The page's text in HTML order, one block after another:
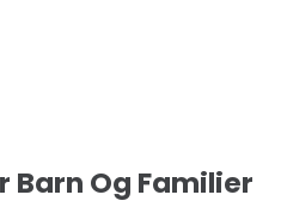
Barn Og Familier